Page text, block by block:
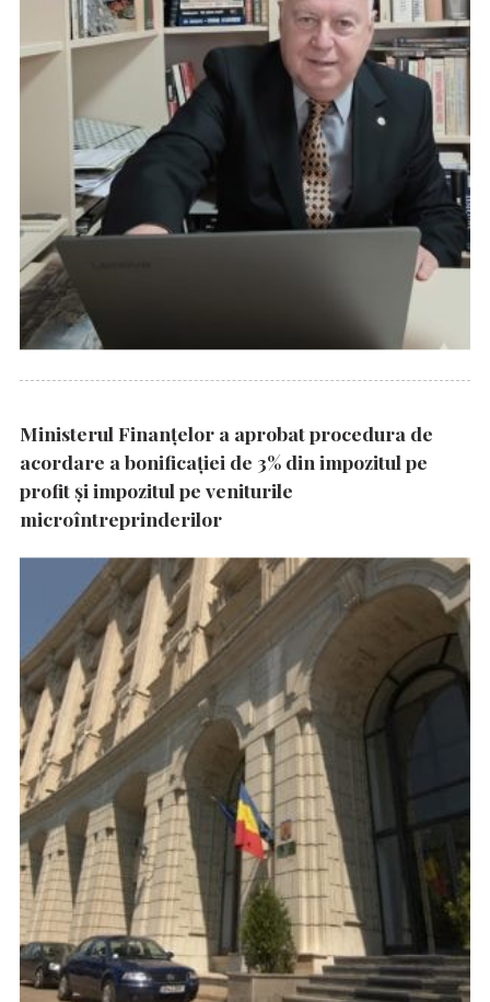
Ministerul Finanțelor a aprobat procedura de
acordare a bonificației de 3% din impozitul pe
profit și impozitul pe veniturile
microîntreprinderilor